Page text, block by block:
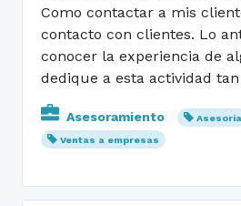
Como contactar a mis
contacto con clientes. Lo
conocer la experiencia de
dedique a esta actividad
Asesoramiento Asesoría
Ventas a empresas